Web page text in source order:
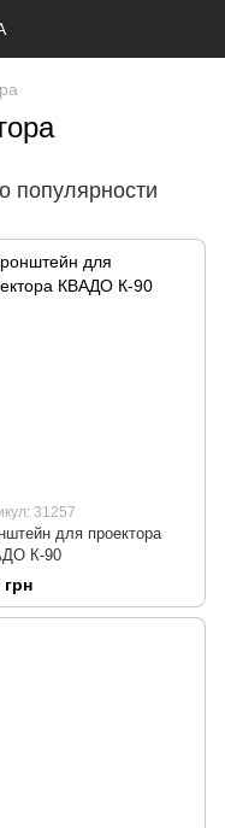
популярности
31257
для проектора
К-90
грн